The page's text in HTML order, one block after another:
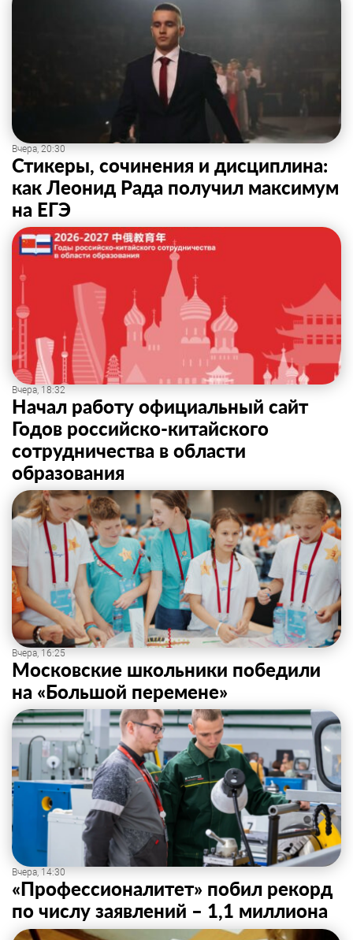
Вчера, 20:30
Стикеры, сочинения и дисциплина:
как Леонид Рада получил максимум
на ЕГЭ
Вчера, 18:32
Начал работу официальный сайт
Годов российско-китайского
сотрудничества в области
образования
Вчера, 16:25
Московские школьники победили
на «Большой перемене»
Вчера, 14:30
«Профессионалитет» побил рекорд
по числу заявлений – 1,1 миллиона